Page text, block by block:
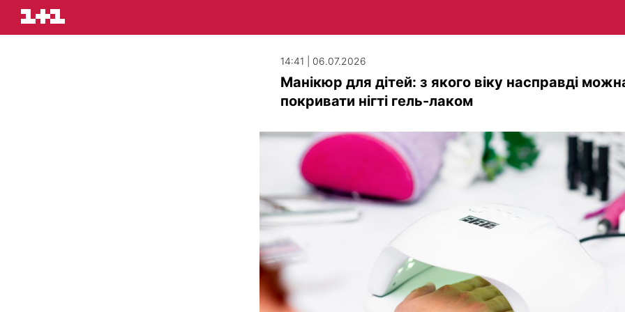
14:41 | 06.07.2026
Манікюр для дітей: з якого віку насправді
покривати нігті гель-лаком